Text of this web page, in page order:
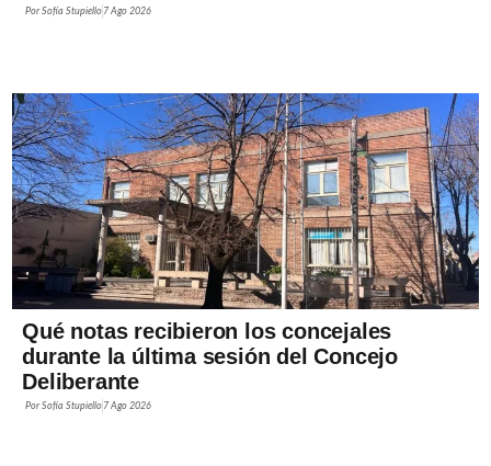
PorSofía Stupiello 7 Ago 2026
Qué notas recibieron los concejales
durante la última sesión del Concejo
Deliberante
PorSofía Stupiello 7 Ago 2026